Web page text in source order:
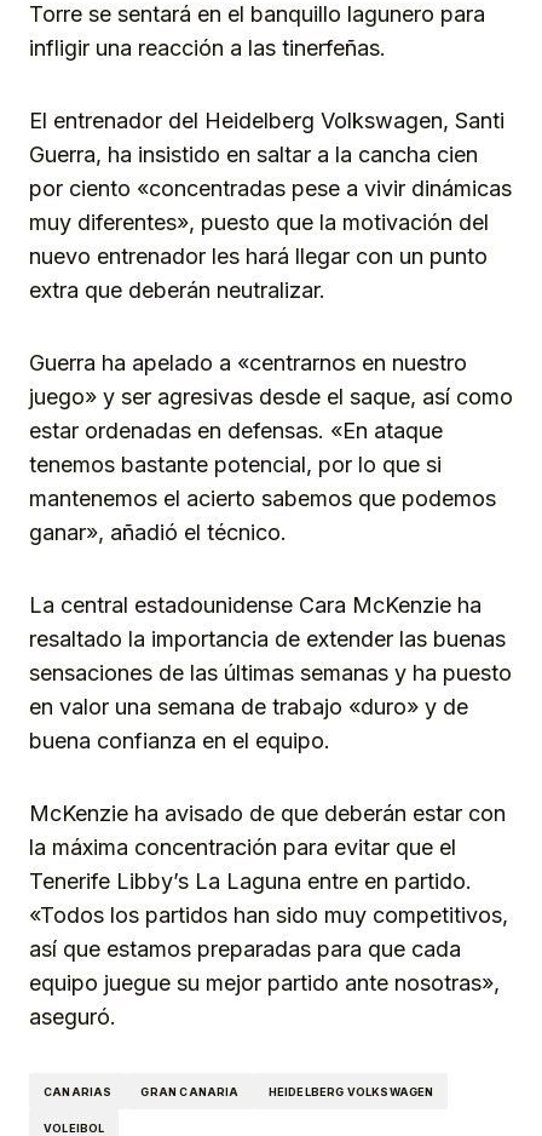
Torre se sentará en el banquillo lagunero para
infligir una reacción a las tinerfeñas.
El entrenador del Heidelberg Volkswagen, Santi
Guerra, ha insistido en saltar a la cancha cien
por ciento «concentradas pese a vivir dinámicas
muy diferentes», puesto que la motivación del
nuevo entrenador les hará llegar con un punto
extra que deberán neutralizar.
Guerra ha apelado a «centrarnos en nuestro
juego» y ser agresivas desde el saque, así como
estar ordenadas en defensas. «En ataque
tenemos bastante potencial, por lo que si
mantenemos el acierto sabemos que podemos
ganar», añadió el técnico.
La central estadounidense Cara McKenzie ha
resaltado la importancia de extender las buenas
sensaciones de las últimas semanas y ha puesto
en valor una semana de trabajo «duro» y de
buena confianza en el equipo.
McKenzie ha avisado de que deberán estar con
la máxima concentración para evitar que el
Tenerife Libby’s La Laguna entre en partido.
«Todos los partidos han sido muy competitivos,
así que estamos preparadas para que cada
equipo juegue su mejor partido ante nosotras»,
aseguró.
CANARIAS GRAN CANARIA HEIDELBERG VOLKSWAGEN
VOLEIBOL